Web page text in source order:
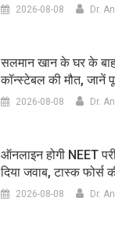
2026-08-08 Dr.
सलमान खान के घर के
कॉन्स्टेबल की मौत, जानें
2026-08-08 Dr.
ऑनलाइन होगी NEET
दिया जवाब, टास्क फोर्स
2026-08-08 Dr.